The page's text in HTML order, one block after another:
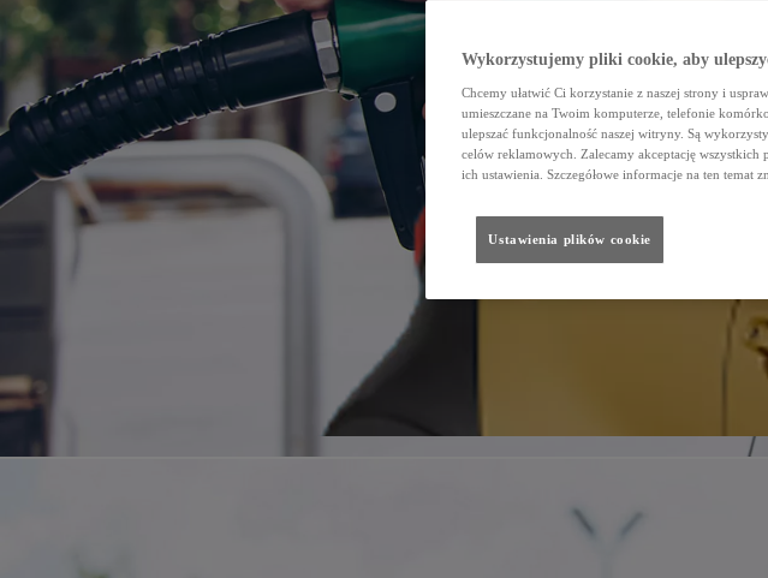
Wykorzystujemy pliki cookie, aby
Chcemy ułatwić Ci korzystanie z naszej strony i
umieszczane na Twoim komputerze, telefonie
ulepszać funkcjonalność naszej witryny. Są
celów reklamowych. Zalecamy akceptację wszystkich
ich ustawienia. Szczegółowe informacje na ten temat
Ustawienia plików cookie